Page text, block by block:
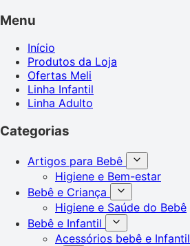
Menu
Início
Produtos da Loja
Ofertas Meli
Linha Infantil
Linha Adulto
Categorias
Artigos para Bebê
Higiene e Bem-estar
Bebê e Criança
Higiene e Saúde do Bebê
Bebê e Infantil
Acessórios bebê e Infantil